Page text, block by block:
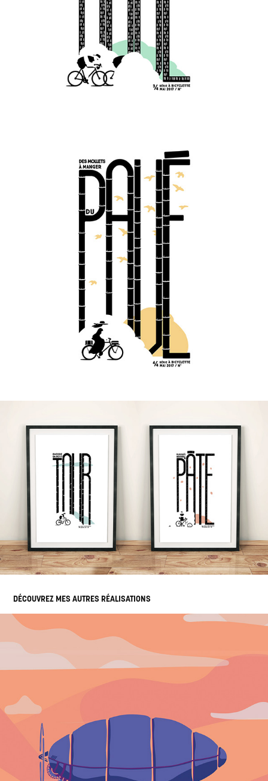
DÉCOUVREZ MES AUTRES RÉALISATIONS